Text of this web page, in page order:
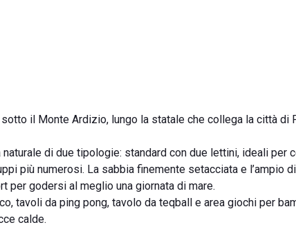
il Monte Ardizio, lungo la statale che collega la città di
di due tipologie: standard con due lettini, ideali per
più numerosi. La sabbia finemente setacciata e l’ampio
per godersi al meglio una giornata di mare.
tavoli da ping pong, tavolo da teqball e area giochi per
calde.